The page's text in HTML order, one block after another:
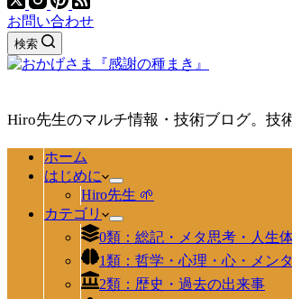
お問い合わせ
検索
Hiro先生のマルチ情報・技術ブログ。技
ホーム
はじめに
Hiro先生 🌱
カテゴリ
0類：総記・メタ思考・人生
1類：哲学・心理・心・メン
2類：歴史・過去の出来事